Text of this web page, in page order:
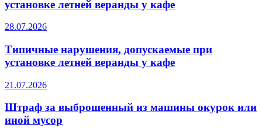
установке летней веранды у кафе
28.07.2026
Типичные нарушения, допускаемые при
установке летней веранды у кафе
21.07.2026
Штраф за выброшенный из машины окурок или
иной мусор